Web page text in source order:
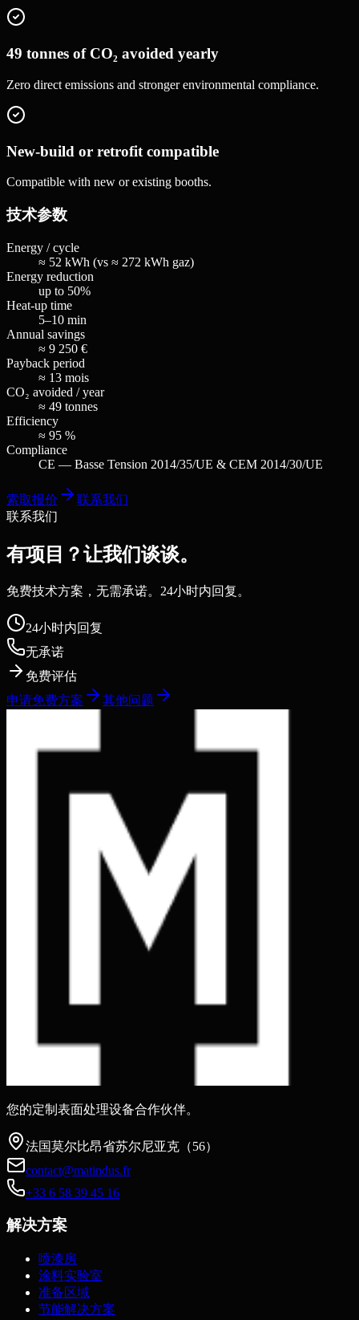
49 tonnes of CO₂ avoided yearly
Zero direct emissions and stronger environmental compliance.
New-build or retrofit compatible
Compatible with new or existing booths.
技术参数
Energy / cycle
≈ 52 kWh (vs ≈ 272 kWh gaz)
Energy reduction
up to 50%
Heat-up time
5–10 min
Annual savings
≈ 9 250 €
Payback period
≈ 13 mois
CO₂ avoided / year
≈ 49 tonnes
Efficiency
≈ 95 %
Compliance
CE — Basse Tension 2014/35/UE & CEM 2014/30/UE
索取报价
联系我们
联系我们
有项目？让我们谈谈。
免费技术方案，无需承诺。24小时内回复。
24小时内回复
无承诺
免费评估
申请免费方案
其他问题
您的定制表面处理设备合作伙伴。
法国莫尔比昂省苏尔尼亚克（56）
contact@matindus.fr
+33 6 58 39 45 16
解决方案
喷漆房
涂料实验室
准备区域
节能解决方案